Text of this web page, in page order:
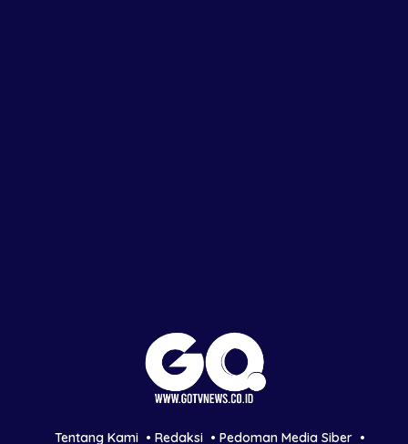
Tentang Kami Redaksi Pedoman Media Siber